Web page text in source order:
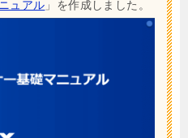
ュアル 」を作成しました。